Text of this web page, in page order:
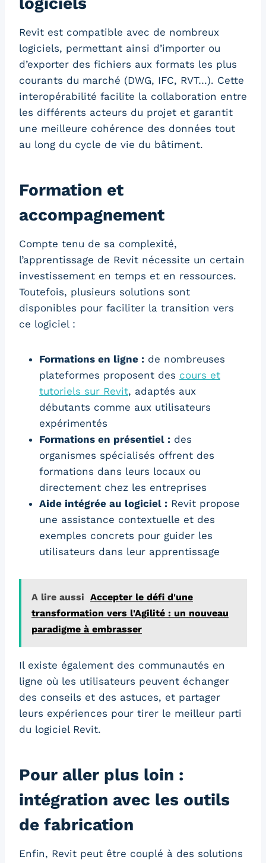
Revit est compatible avec de nombreux
logiciels, permettant ainsi d’importer ou
d’exporter des fichiers aux formats les plus
courants du marché (DWG, IFC, RVT…). Cette
interopérabilité facilite la collaboration entre
les différents acteurs du projet et garantit
une meilleure cohérence des données tout
au long du cycle de vie du bâtiment.
Formation et
accompagnement
Compte tenu de sa complexité,
l’apprentissage de Revit nécessite un certain
investissement en temps et en ressources.
Toutefois, plusieurs solutions sont
disponibles pour faciliter la transition vers
ce logiciel :
Formations en ligne : de nombreuses
plateformes proposent des cours et
tutoriels sur Revit, adaptés aux
débutants comme aux utilisateurs
expérimentés
Formations en présentiel : des
organismes spécialisés offrent des
formations dans leurs locaux ou
directement chez les entreprises
Aide intégrée au logiciel : Revit propose
une assistance contextuelle et des
exemples concrets pour guider les
utilisateurs dans leur apprentissage
A lire aussi Accepter le défi d'une
transformation vers l'Agilité : un nouveau
paradigme à embrasser
Il existe également des communautés en
ligne où les utilisateurs peuvent échanger
des conseils et des astuces, et partager
leurs expériences pour tirer le meilleur parti
du logiciel Revit.
Pour aller plus loin :
intégration avec les outils
de fabrication
Enfin, Revit peut être couplé à des solutions